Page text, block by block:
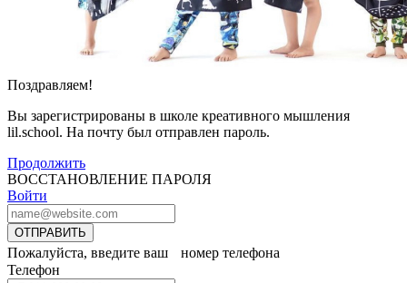
Поздравляем!
Вы зарегистрированы в школе креативного мышления
lil.school. На почту был отправлен пароль.
Продолжить
ВОССТАНОВЛЕНИЕ ПАРОЛЯ
Войти
ОТПРАВИТЬ
Пожалуйста, введите ваш номер телефона
Телефон